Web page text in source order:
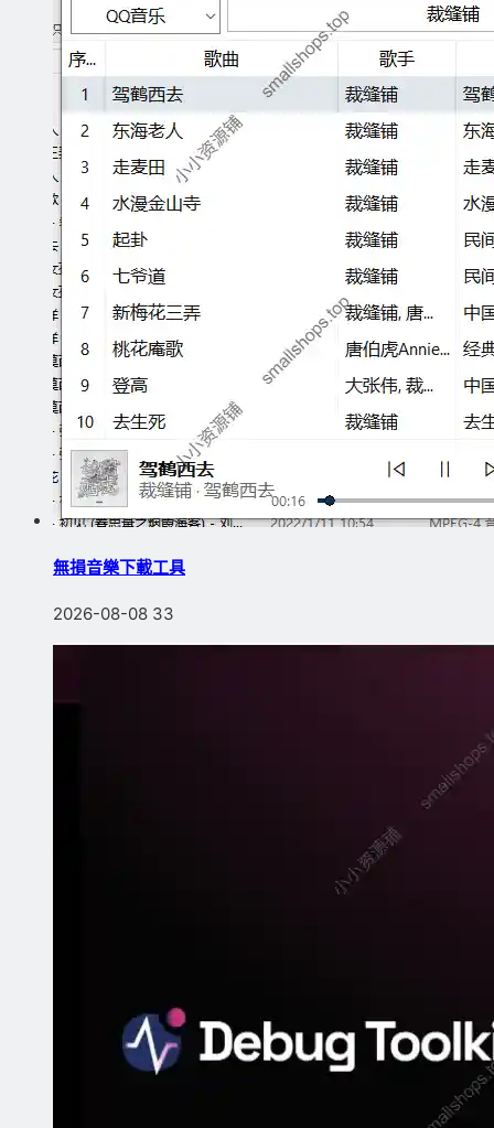
無損音樂下載工具
2026-08-08 33